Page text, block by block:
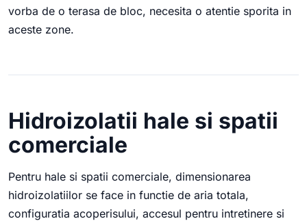
vorba de o terasa de bloc, necesita o atentie sporita in
aceste zone.
Hidroizolatii hale si spatii
comerciale
Pentru hale si spatii comerciale, dimensionarea
hidroizolatiilor se face in functie de aria totala,
configuratia acoperisului, accesul pentru intretinere si